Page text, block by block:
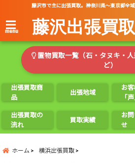
藤沢市で主に出張買取。神奈川県～東京都全
menu 藤沢出張買
置物買取一覧（石・タヌキ・
ど）
出張買取商
品
出張地域
お
「声
出張買取の
流れ
買取実績
お
せ
ホーム 横浜出張買取